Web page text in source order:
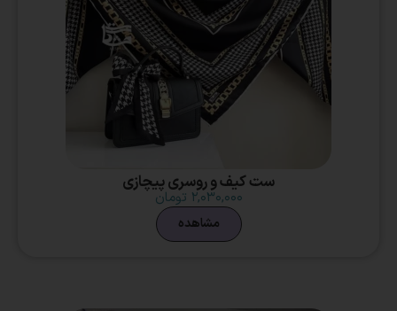
ست کیف و روسری پیچازی
۲,۰۳۰,۰۰۰ تومان
مشاهده